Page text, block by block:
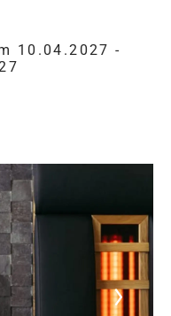
10.04.2027 -